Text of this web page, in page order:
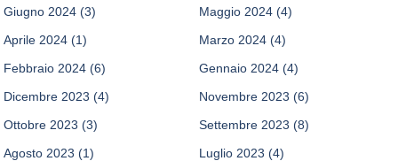
Giugno 2024 (3) Maggio 2024 (4)
Aprile 2024 (1) Marzo 2024 (4)
Febbraio 2024 (6) Gennaio 2024 (4)
Dicembre 2023 (4) Novembre 2023 (6)
Ottobre 2023 (3) Settembre 2023 (8)
Agosto 2023 (1) Luglio 2023 (4)